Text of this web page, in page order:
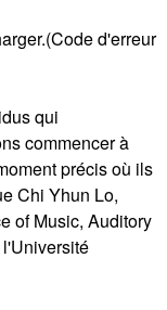
d'erreur
qui
commencer à
précis où ils
Chi Yhun Lo,
of Music, Auditory